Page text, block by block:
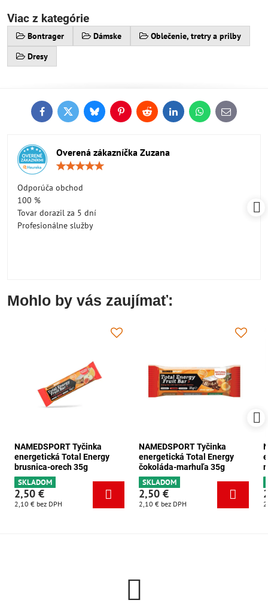
Viac z kategórie
Bontrager Dámske
Oblečenie, tretry a prilby
Dresy
FacebookTwitterBlueskyPinterestReddit LinkedInWhatsApp
E-
mail
Overená zákazníčka Zuzana
Odporúča obchod
100 %
Tovar dorazil za 5 dní
Profesionálne služby
Mohlo by vás zaujímať:
NAMEDSPORT Tyčinka
energetická Total Energy
brusnica-orech 35g
SKLADOM
2,50 €
2,10 € bez DPH
NAMEDSPORT Tyčinka
energetická Total Energy
čokoláda-marhuľa 35g
SKLADOM
2,50 €
2,10 € bez DPH